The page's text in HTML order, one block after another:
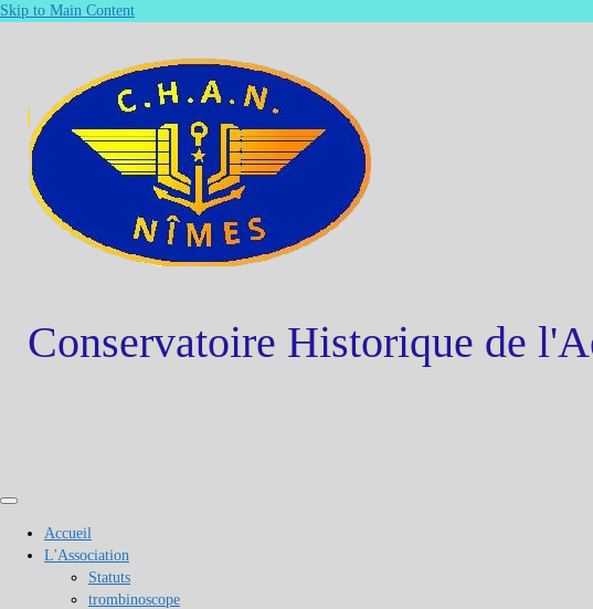
Skip to Main Content
Conservatoire Historique de
Accueil
L'Association
Statuts
trombinoscope